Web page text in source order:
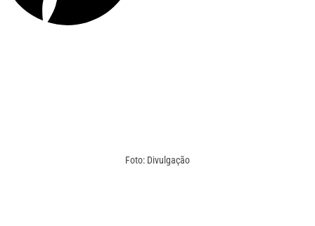
Foto: Divulgação